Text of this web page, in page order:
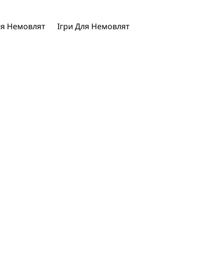
Немовлят
Ігри Для Немовлят